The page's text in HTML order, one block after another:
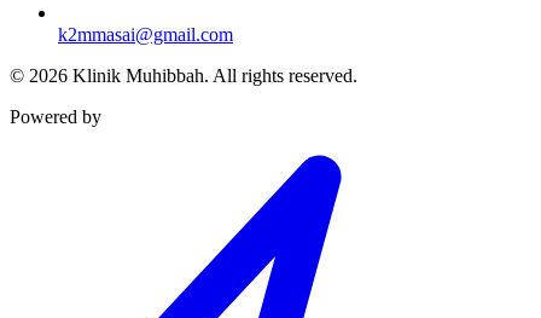
k2mmasai@gmail.com
© 2026 Klinik Muhibbah. All rights reserved.
Powered by